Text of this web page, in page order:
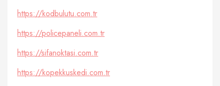
https://kodbulutu.com.tr
https://policepaneli.com.tr
https://sifanoktasi.com.tr
https://kopekkuskedi.com.tr